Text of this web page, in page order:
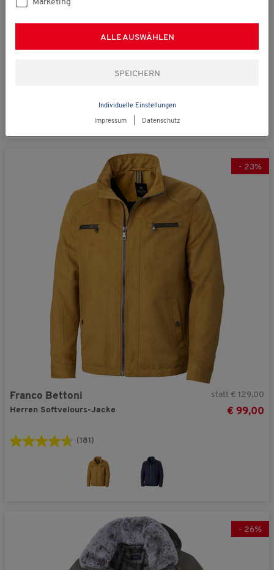
Herren Cord-Fleecejacke € 74,99
- 23%
Franco Bettoni
Herren Softvelours-Jacke
statt € 129,00
€ 99,00
(181)
- 26%
Marketing
ALLE AUSWÄHLEN
Individuelle Einstellungen
Impressum Datenschutz